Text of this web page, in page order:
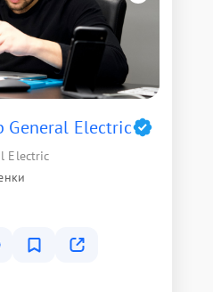
General Electric
Electric